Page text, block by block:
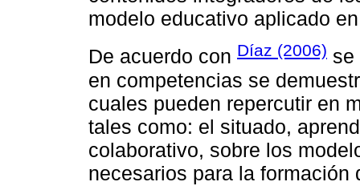
modelo educativo aplicado
De acuerdo con Díaz (2006) se
en competencias se
cuales pueden repercutir en
tales como: el situado,
colaborativo, sobre los
necesarios para la formación